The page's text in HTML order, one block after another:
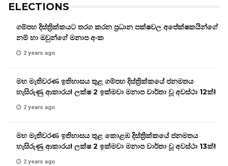
ELECTIONS
ගම්පහ දිස්ත්‍රික්කයට තරග කරන ප්‍රධාන පක්ෂවල අපේක්ෂකයින්ගේ
නම් හා ඔවුන්ගේ මනාප අංක
2 years ago
මහ මැතිවරණ ඉතිහාසය තුළ ගම්පහ දිස්ත්‍රික්කයේ ජනමතය
හැසිරුණු ආකාරය! ලක්ෂ 2 ඉක්මවා මනාප වාර්තා වූ අවස්ථා 12ක්!
2 years ago
මහ මැතිවරණ ඉතිහාසය තුළ කොළඹ දිස්ත්‍රික්කයේ ජනමතය
හැසිරුණු ආකාරය! ලක්ෂ 2 ඉක්මවා මනාප වාර්තා වූ අවස්ථා 13ක්!
2 years ago